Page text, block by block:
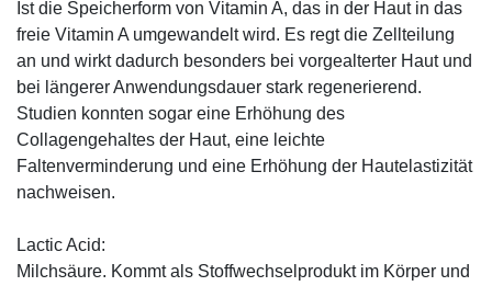
Ist die Speicherform von Vitamin A, das in der Haut in das
freie Vitamin A umgewandelt wird. Es regt die Zellteilung
an und wirkt dadurch besonders bei vorgealterter Haut und
bei längerer Anwendungsdauer stark regenerierend.
Studien konnten sogar eine Erhöhung des
Collagengehaltes der Haut, eine leichte
Faltenverminderung und eine Erhöhung der Hautelastizität
nachweisen.
Lactic Acid:
Milchsäure. Kommt als Stoffwechselprodukt im Körper und